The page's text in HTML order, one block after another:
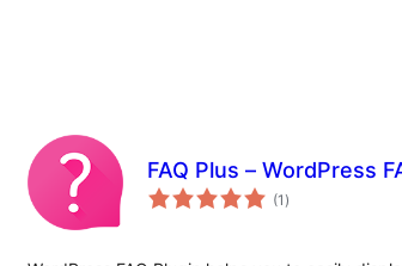
FAQ Plus – WordPress
(1 celkové
hodnotenie
)